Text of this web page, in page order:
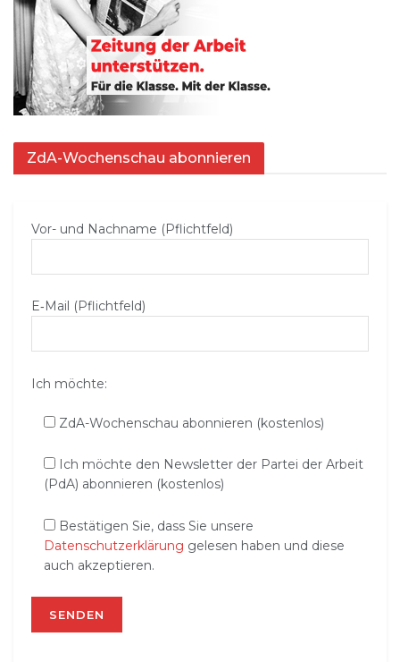
ZdA-Wochenschau abonnieren
Vor- und Nachname (Pflichtfeld)
E‑Mail (Pflichtfeld)
Ich möchte:
ZdA-Wochenschau abonnieren (kostenlos)
Ich möchte den Newsletter der Partei der Arbeit
(PdA) abonnieren (kostenlos)
Bestätigen Sie, dass Sie unsere
Datenschutzerklärung gelesen haben und diese
auch akzeptieren.